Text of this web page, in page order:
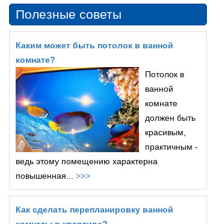
Полезные советы
Каким может быть потолок в ванной
комнате?
Потолок в
ванной
комнате
должен быть
красивым,
практичным -
ведь этому помещению характерна
повышенная... >>>
Как сделать перепланировку ванной